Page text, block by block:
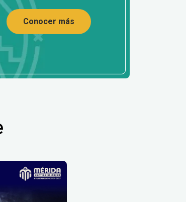
Conocer más